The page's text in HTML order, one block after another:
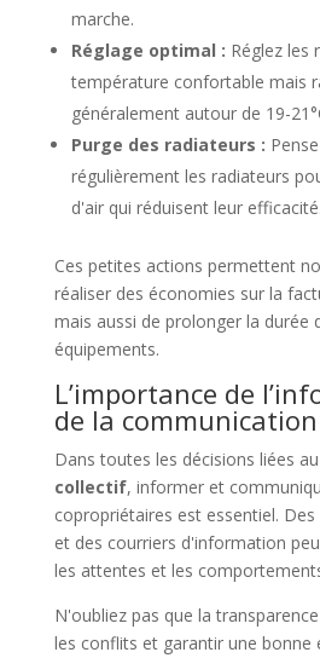
marche.
Réglage optimal : Réglez les
température confortable mais
généralement autour de 19-
Purge des radiateurs :
régulièrement les radiateurs
d'air qui réduisent leur efficacité.
Ces petites actions permettent
réaliser des économies sur la
mais aussi de prolonger la durée
équipements.
L’importance de
de la communication
Dans toutes les décisions liées au
collectif, informer et
copropriétaires est essentiel.
et des courriers d'information
les attentes et les
N'oubliez pas que la
les conflits et garantir une bonne